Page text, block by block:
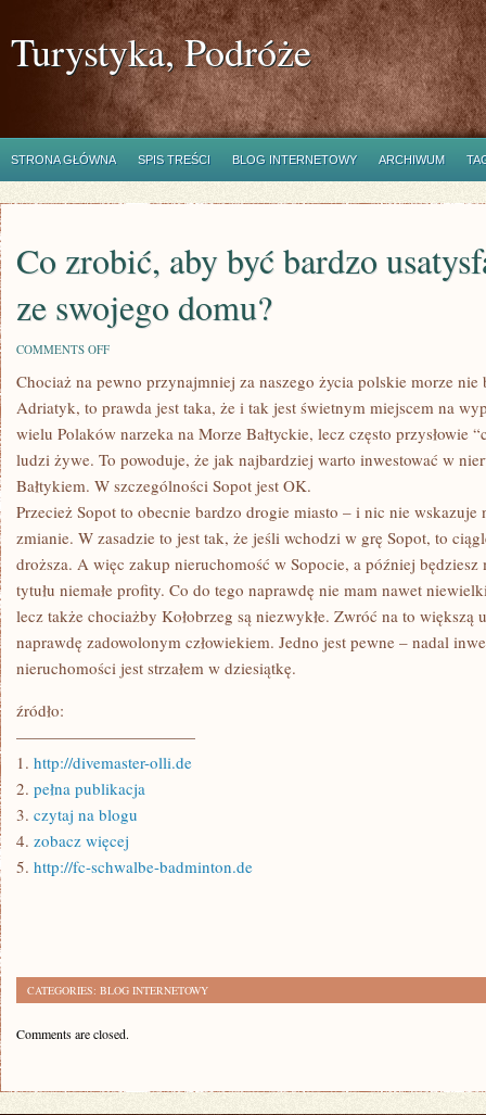
Turystyka, Podróże
STRONA GŁÓWNA SPIS TREŚCI BLOG INTERNETOWY ARCHIWUM
Co zrobić, aby być bardzo
ze swojego domu?
COMMENTS OFFON
ZROBIĆ,
BYĆ
BARDZO
ZE
SWOJEGO
DOMU?
Chociaż na pewno przynajmniej za naszego życia polskie morze nie
Adriatyk, to prawda jest taka, że i tak jest świetnym miejscem na
wielu Polaków narzeka na Morze Bałtyckie, lecz często przysłowie
ludzi żywe. To powoduje, że jak najbardziej warto inwestować w
Bałtykiem. W szczególności Sopot jest OK.
Przecież Sopot to obecnie bardzo drogie miasto – i nic nie wskazuje
zmianie. W zasadzie to jest tak, że jeśli wchodzi w grę Sopot, to
droższa. A więc zakup nieruchomość w Sopocie, a później będziesz
tytułu niemałe profity. Co do tego naprawdę nie mam nawet
lecz także chociażby Kołobrzeg są niezwykłe. Zwróć na to większą
naprawdę zadowolonym człowiekiem. Jedno jest pewne – nadal
nieruchomości jest strzałem w dziesiątkę.
źródło:
———————————
1. http://divemaster-olli.de
2. pełna publikacja
3. czytaj na blogu
4. zobacz więcej
5. http://fc-schwalbe-badminton.de
CATEGORIES: BLOG INTERNETOWY
Comments are closed.